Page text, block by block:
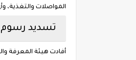
المواصلات والتغذية، وأي
تسديد رسوم
أفادت هيئة المعرفة